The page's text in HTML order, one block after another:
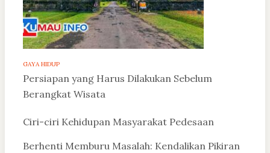
GAYA HIDUP
Persiapan yang Harus Dilakukan Sebelum
Berangkat Wisata
Ciri-ciri Kehidupan Masyarakat Pedesaan
Berhenti Memburu Masalah: Kendalikan Pikiran